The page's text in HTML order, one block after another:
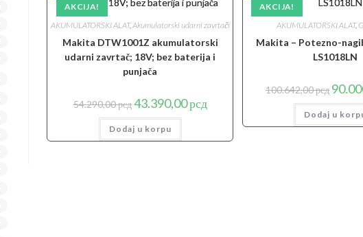
AKCIJA!
AKUMULATORSKI ALAT,Akumulatorski udarni zavrtači
Makita DTW1001Z akumulatorski
udarni zavrtač; 18V; bez baterija i
punjača
54.290,00рсд Originalna
cena
je
bila:
54.290,00 рсд.
43.390,00рсдTrenutna
cena
43.390,00 рсд.
Dodaj u korpu
AKCIJA!
AKUMULATORSKI ALAT,
Makita – Potezno-
LS1018LN
100.642,00рсд
cena
je
bila:
Dodaj u